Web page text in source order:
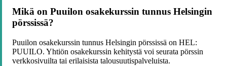
Mikä on Puuilon osakekurssin tunnus Helsingin
pörssissä?
Puuilon osakekurssin tunnus Helsingin pörssissä on HEL:
PUUILO. Yhtiön osakekurssin kehitystä voi seurata pörssin
verkkosivuilta tai erilaisista talousuutispalveluista.